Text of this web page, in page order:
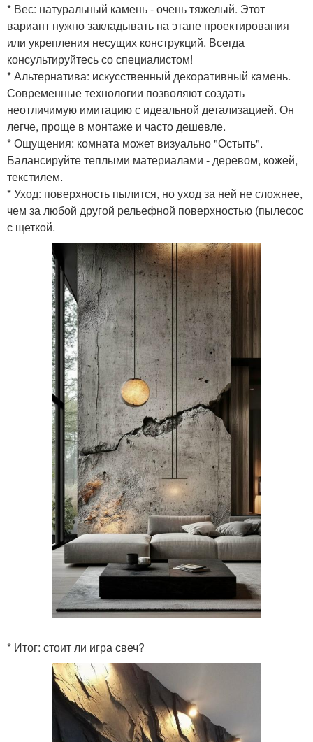
* Вес: натуральный камень - очень тяжелый. Этот
вариант нужно закладывать на этапе проектирования
или укрепления несущих конструкций. Всегда
консультируйтесь со специалистом!
* Альтернатива: искусственный декоративный камень.
Современные технологии позволяют создать
неотличимую имитацию с идеальной детализацией. Он
легче, проще в монтаже и часто дешевле.
* Ощущения: комната может визуально "Остыть".
Балансируйте теплыми материалами - деревом, кожей,
текстилем.
* Уход: поверхность пылится, но уход за ней не сложнее,
чем за любой другой рельефной поверхностью (пылесос
с щеткой.
* Итог: стоит ли игра свеч?